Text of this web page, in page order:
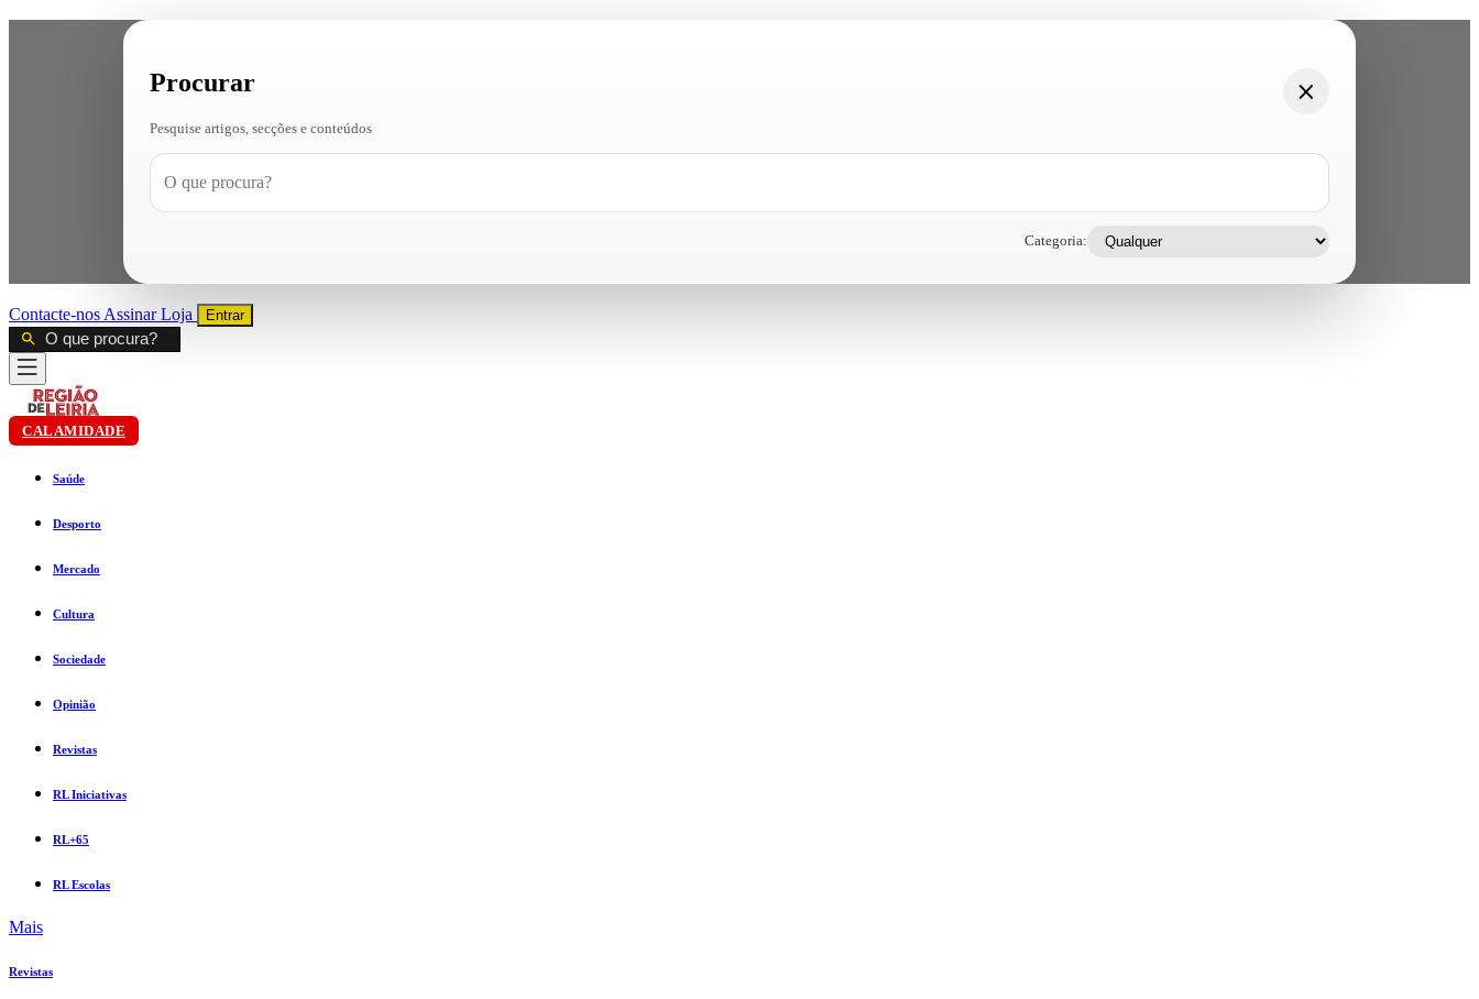
Procurar
Pesquise artigos, secções e conteúdos
Categoria:
Contacte-nos AssinarLoja Entrar
CALAMIDADE
Saúde
Desporto
Mercado
Cultura
Sociedade
Opinião
Revistas
RL Iniciativas
RL+65
RL Escolas
Mais
Revistas